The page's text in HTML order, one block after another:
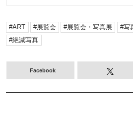
ART 展覧会 展覧会・写真展 写
絶滅写真
Facebook